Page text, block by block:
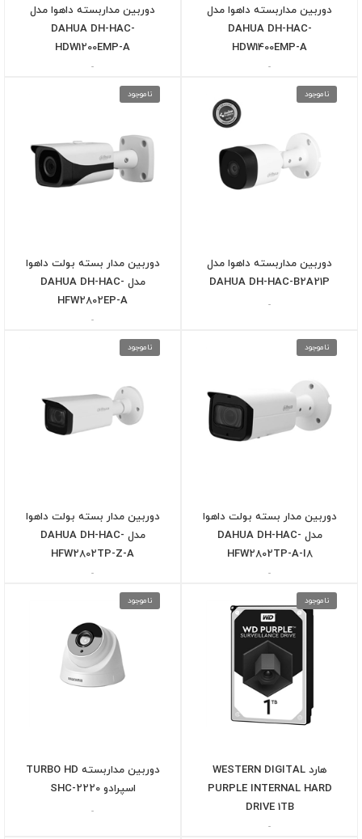
دوربین مداربسته داهوا مدل
DAHUA DH-HAC-
HDW1400EMP-A
-
دوربین مداربسته داهوا مدل
DAHUA DH-HAC-
HDW1200EMP-A
-
ناموجود
دوربین مداربسته داهوا مدل
DAHUA DH-HAC-B2A21P
-
ناموجود
دوربین مدار بسته بولت داهوا
مدل DAHUA DH-HAC-
HFW2802EP-A
-
ناموجود
دوربین مدار بسته بولت داهوا
مدل DAHUA DH-HAC-
HFW2802TP-A-I8
-
ناموجود
دوربین مدار بسته بولت داهوا
مدل DAHUA DH-HAC-
HFW2802TP-Z-A
-
ناموجود
هارد WESTERN DIGITAL
PURPLE INTERNAL HARD
DRIVE 1TB
-
ناموجود
دوربین مداربسته TURBO HD
اسپرادو SHC-2220
-